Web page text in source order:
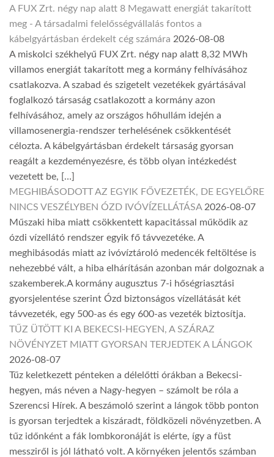
A FUX Zrt. négy nap alatt 8 Megawatt energiát takarított
meg - A társadalmi felelősségvállalás fontos a
kábelgyártásban érdekelt cég számára 2026-08-08
A miskolci székhelyű FUX Zrt. négy nap alatt 8,32 MWh
villamos energiát takarított meg a kormány felhívásához
csatlakozva. A szabad és szigetelt vezetékek gyártásával
foglalkozó társaság csatlakozott a kormány azon
felhívásához, amely az országos hőhullám idején a
villamosenergia-rendszer terhelésének csökkentését
célozta. A kábelgyártásban érdekelt társaság gyorsan
reagált a kezdeményezésre, és több olyan intézkedést
vezetett be, […]
MEGHIBÁSODOTT AZ EGYIK FŐVEZETÉK, DE EGYELŐRE
NINCS VESZÉLYBEN ÓZD IVÓVÍZELLÁTÁSA 2026-08-07
Műszaki hiba miatt csökkentett kapacitással működik az
ózdi vízellátó rendszer egyik fő távvezetéke. A
meghibásodás miatt az ivóvíztároló medencék feltöltése is
nehezebbé vált, a hiba elhárításán azonban már dolgoznak a
szakemberek.A kormány augusztus 7-i hőségriasztási
gyorsjelentése szerint Ózd biztonságos vízellátását két
távvezeték, egy 500-as és egy 600-as vezeték biztosítja.
TŰZ ÜTÖTT KI A BEKECSI-HEGYEN, A SZÁRAZ
NÖVÉNYZET MIATT GYORSAN TERJEDTEK A LÁNGOK
2026-08-07
Tűz keletkezett pénteken a délelőtti órákban a Bekecsi-
hegyen, más néven a Nagy-hegyen – számolt be róla a
Szerencsi Hírek. A beszámoló szerint a lángok több ponton
is gyorsan terjedtek a kiszáradt, földközeli növényzetben. A
tűz időnként a fák lombkoronáját is elérte, így a füst
messziről is jól látható volt. A környéken jelentős számban